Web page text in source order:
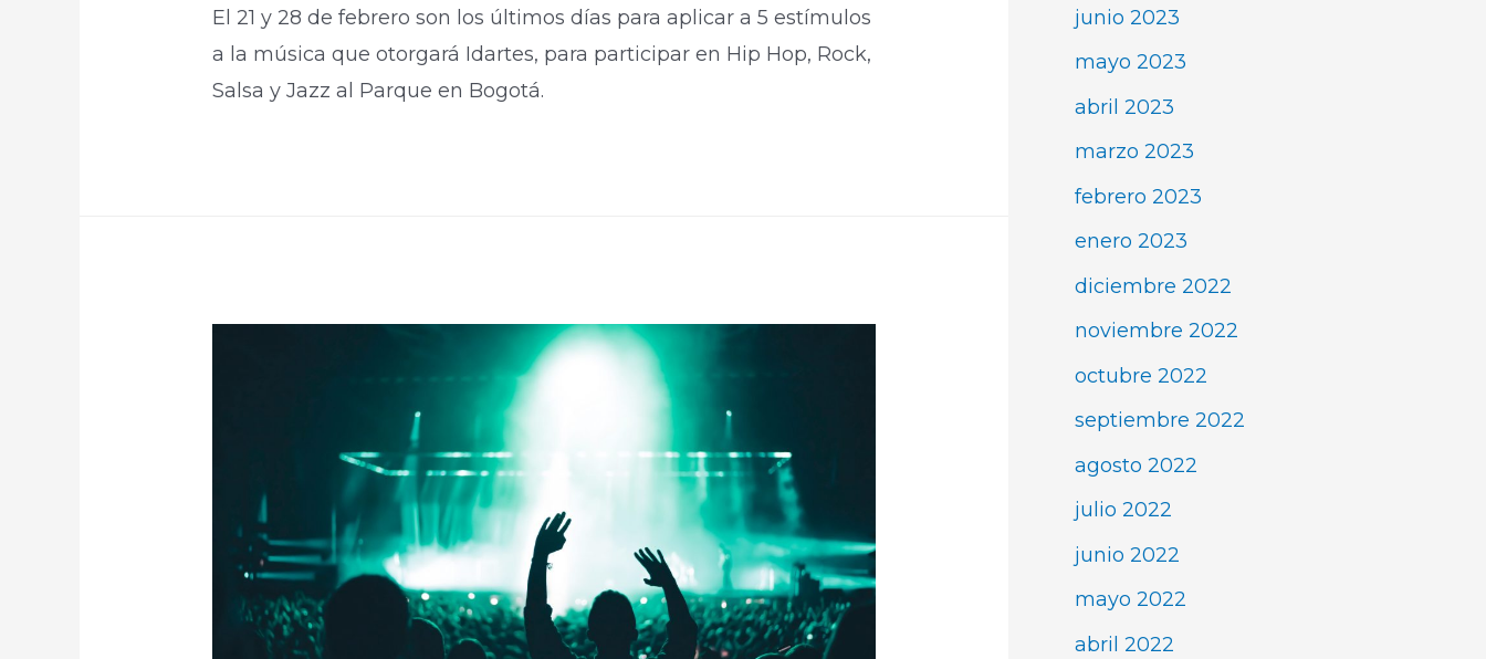
El 21 y 28 de febrero son los últimos días para aplicar a 5 estímulos
a la música que otorgará Idartes, para participar en Hip Hop, Rock,
Salsa y Jazz al Parque en Bogotá.
junio 2023
mayo 2023
abril 2023
marzo 2023
febrero 2023
enero 2023
diciembre 2022
noviembre 2022
octubre 2022
septiembre 2022
agosto 2022
julio 2022
junio 2022
mayo 2022
abril 2022